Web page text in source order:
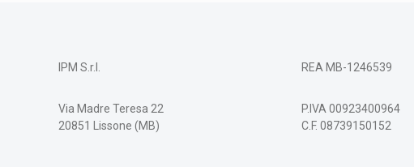
IPM S.r.l.
Via Madre Teresa 22
20851 Lissone (MB)
REA MB-1246539
P.IVA 00923400964
C.F. 08739150152